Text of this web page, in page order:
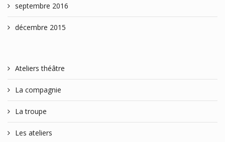
septembre 2016
décembre 2015
Ateliers théâtre
La compagnie
La troupe
Les ateliers